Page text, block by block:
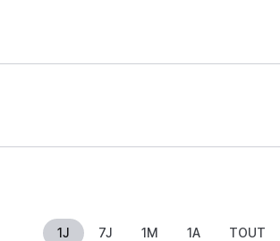
1J 7J 1M 1A TOUT